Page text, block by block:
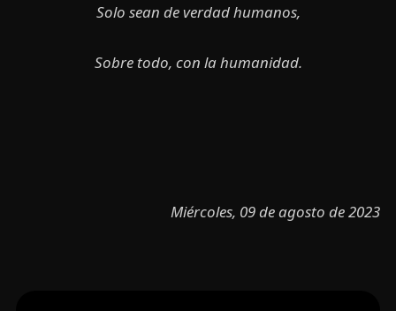
Solo sean de verdad humanos,
Sobre todo, con la humanidad.
Miércoles, 09 de agosto de 2023